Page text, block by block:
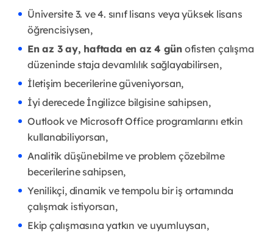
Üniversite 3. ve 4. sınıf lisans veya yüksek lisans
öğrencisiysen,
En az 3 ay, haftada en az 4 gün ofisten çalışma
düzeninde staja devamlılık sağlayabilirsen,
İletişim becerilerine güveniyorsan,
İyi derecede İngilizce bilgisine sahipsen,
Outlook ve Microsoft Office programlarını etkin
kullanabiliyorsan,
Analitik düşünebilme ve problem çözebilme
becerilerine sahipsen,
Yenilikçi, dinamik ve tempolu bir iş ortamında
çalışmak istiyorsan,
Ekip çalışmasına yatkın ve uyumluysan,